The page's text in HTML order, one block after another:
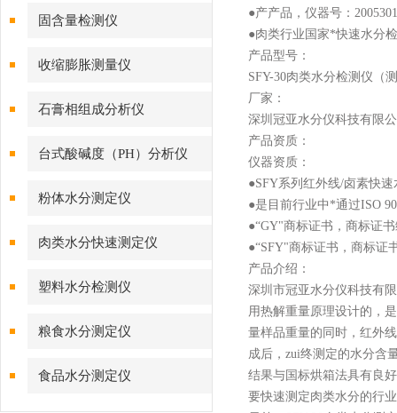
固含量检测仪
收缩膨胀测量仪
石膏相组成分析仪
台式酸碱度（PH）分析仪
粉体水分测定仪
肉类水分快速测定仪
塑料水分检测仪
粮食水分测定仪
食品水分测定仪
●产产品，仪器号：
●肉类行业国家*快速水分
产品型号：
SFY-30肉类水分检测仪（
厂家：
深圳冠亚水分仪科技有限
产品资质：
仪器资质：
●SFY系列红外线/卤素快速
●是目前行业中*通过ISO
●“GY"商标证书，商标证书
●“SFY"商标证书，商标证
产品介绍：
深圳市冠亚水分仪科技有
用热解重量原理设计的，
量样品重量的同时，红外
成后，zui终测定的水分含
结果与国标烘箱法具有良
要快速测定肉类水分的行